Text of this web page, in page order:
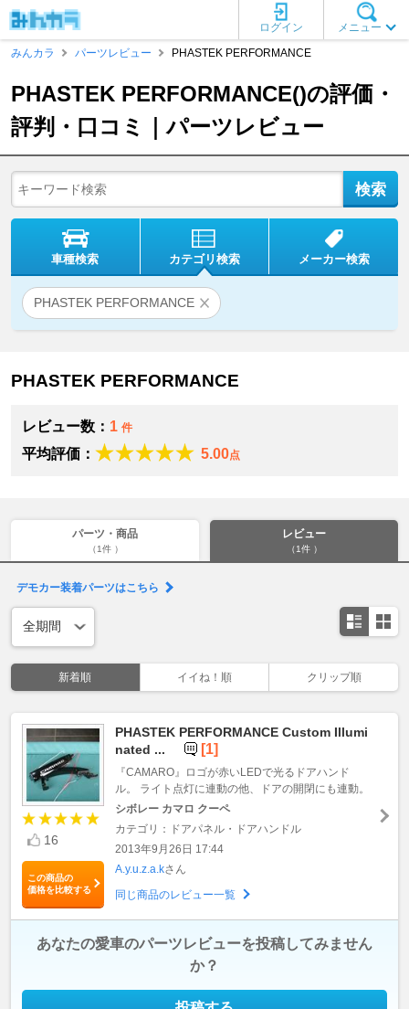
メニュー
ログイン
みんカラ
パーツレビュー PHASTEK PERFORMANCE
PHASTEK PERFORMANCE()の評価・
評判・口コミ｜パーツレビュー
車種検索 カテゴリ検索 メーカー検索
PHASTEK PERFORMANCE
PHASTEK PERFORMANCE
レビュー数： 1 件
平均評価： 5.00点
パーツ・商品
（1件 ）
レビュー
（1件 ）
デモカー装着パーツはこちら
新着順 イイね！順 クリップ順
16
この商品の
価格を比較する
PHASTEK PERFORMANCE Custom Illumi
nated ...
[1]
『CAMARO』ロゴが赤いLEDで光るドアハンド
ル。 ライト点灯に連動の他、ドアの開閉にも連動。
シボレー カマロ クーペ
カテゴリ：ドアパネル・ドアハンドル
2013年9月26日 17:44
A.y.u.z.a.kさん
同じ商品のレビュー一覧
あなたの愛車のパーツレビューを投稿してみません
か？